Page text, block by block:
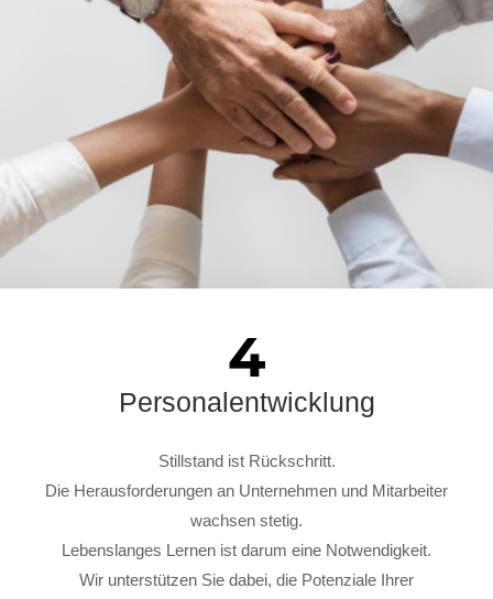
4
Personalentwicklung
Stillstand ist Rückschritt.
Die Herausforderungen an Unternehmen und Mitarbeiter
wachsen stetig.
Lebenslanges Lernen ist darum eine Notwendigkeit.
Wir unterstützen Sie dabei, die Potenziale Ihrer